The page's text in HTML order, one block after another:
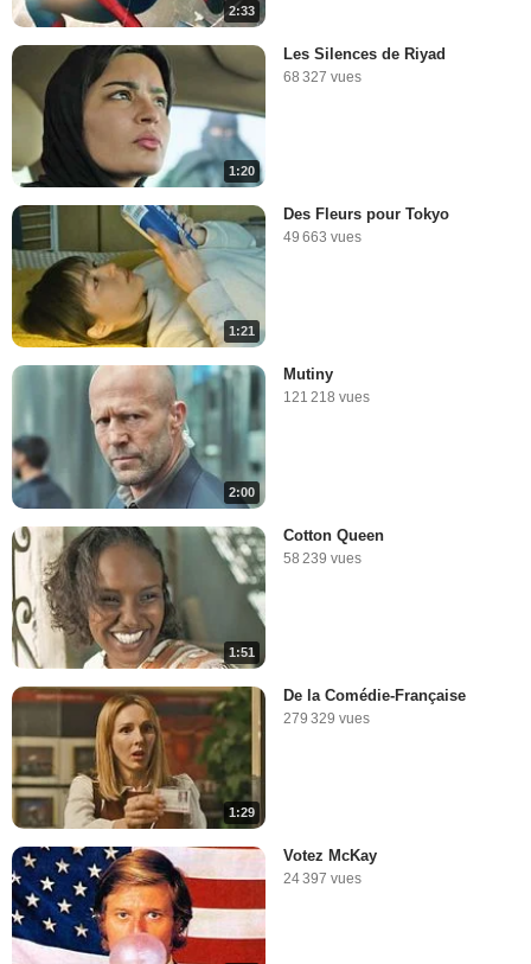
2:33
1:20
Les Silences de Riyad
68 327 vues
1:21
Des Fleurs pour Tokyo
49 663 vues
2:00
Mutiny
121 218 vues
1:51
Cotton Queen
58 239 vues
1:29
De la Comédie-Française
279 329 vues
Votez McKay
24 397 vues